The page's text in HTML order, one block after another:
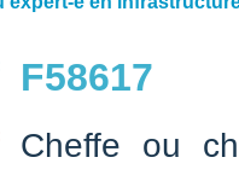
F58617
Cheffe ou